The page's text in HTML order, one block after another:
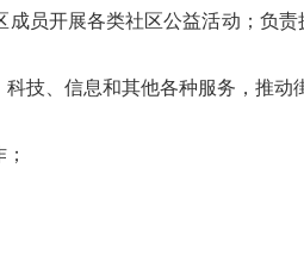
员开展各类社区公益活动；负
技、信息和其他各种服务，推动